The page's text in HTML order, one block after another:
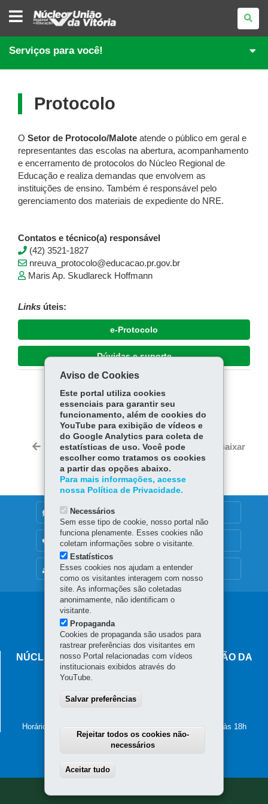
NÚCLEO
REGIONAL
EDUCAÇÃO
DE
UNIÃO
VITÓRIA
Serviços para você!
Protocolo
O Setor de Protocolo/Malote atende o público em geral e
representantes das escolas na abertura, acompanhamento
e encerramento de protocolos do Núcleo Regional de
Educação e realiza demandas que envolvem as
instituições de ensino. Também é responsável pelo
gerenciamento dos materiais de expediente do NRE.
Contatos e técnico(a) responsável
(42) 3521-1827
nreuva_protocolo@educacao.pr.gov.br
Maris Ap. Skudlareck Hoffmann
Links úteis:
e-Protocolo
Dúvidas e suporte
COMPARTILHE:
Fa
ce
bo
ok
Tw
itt
er
W
ha
ts
Ap
Voltar Início Imprimir Baixar
MAPA DO SITE
DENUNCIE CORRUPÇÃO
OUVIDORIA
Navegação
principal
NÚCLEO REGIONAL DE EDUCAÇÃO DE UNIÃO DA
VITÓRIA
84.600-285-União da Vitória
Horário de atendimento: de segunda a sexta-feira, das 8h às 18h
Aviso de Cookies
Este portal utiliza cookies
essenciais para garantir seu
funcionamento, além de cookies do
YouTube para exibição de vídeos e
do Google Analytics para coleta de
estatísticas de uso. Você pode
escolher como tratamos os cookies
a partir das opções abaixo.
Para mais informações, acesse
nossa Política de Privacidade.
Necessários
Sem esse tipo de cookie, nosso portal não
funciona plenamente. Esses cookies não
coletam informações sobre o visitante.
Estatísticos
Esses cookies nos ajudam a entender
como os visitantes interagem com nosso
site. As informações são coletadas
anonimamente, não identificam o
visitante.
Propaganda
Cookies de propaganda são usados para
rastrear preferências dos visitantes em
nosso Portal relacionadas com vídeos
institucionais exibidos através do
YouTube.
Salvar preferências
Rejeitar todos os cookies não-
necessários
Aceitar tudo